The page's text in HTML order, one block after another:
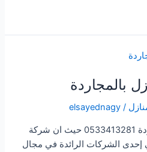
بالمجاردة
/
elsayednagy
شركة تنظيف المنازل بالمجاردة 0533413281 حيث ان شركة
إحدى الشركات الرائدة في مجال